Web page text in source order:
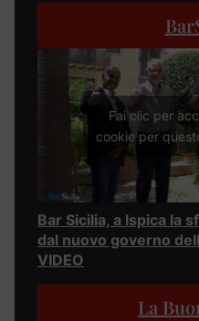
Fai clic per
cookie per
Bar Sicilia, a Ispica la
dal nuovo governo
VIDEO
La